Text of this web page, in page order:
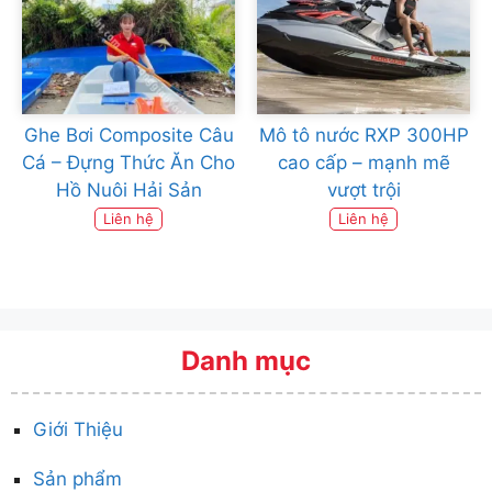
Ghe Bơi Composite Câu
Cá – Đựng Thức Ăn Cho
Hồ Nuôi Hải Sản
Liên hệ
Mô tô nước RXP 300HP
cao cấp – mạnh mẽ
vượt trội
Liên hệ
Danh mục
Giới Thiệu
Sản phẩm